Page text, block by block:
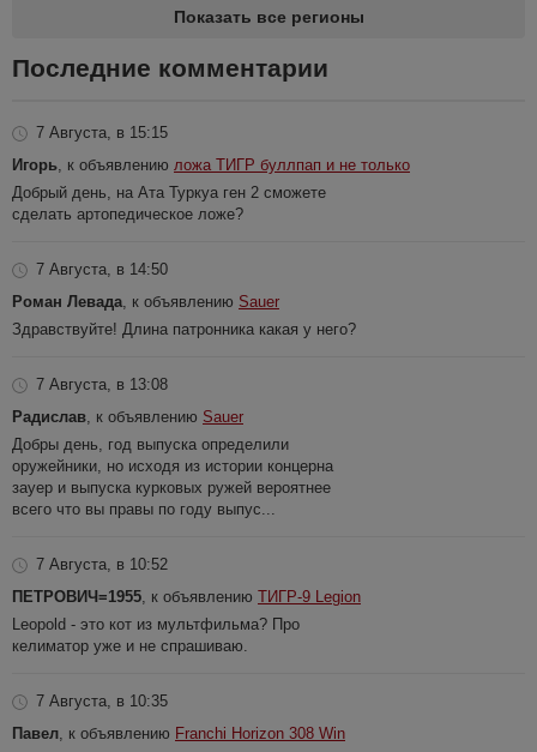
Показать все регионы
Последние комментарии
7 Августа, в 15:15
Игорь , к объявлению ложа ТИГР буллпап и не только
Добрый день, на Ата Туркуа ген 2 сможете
сделать артопедическое ложе?
7 Августа, в 14:50
Роман Левада , к объявлению Sauer
Здравствуйте! Длина патронника какая у него?
7 Августа, в 13:08
Радислав , к объявлению Sauer
Добры день, год выпуска определили
оружейники, но исходя из истории концерна
зауер и выпуска курковых ружей вероятнее
всего что вы правы по году выпус...
7 Августа, в 10:52
ПЕТРОВИЧ=1955 , к объявлению ТИГР-9 Legion
Leopold - это кот из мультфильма? Про
келиматор уже и не спрашиваю.
7 Августа, в 10:35
Павел , к объявлению Franchi Horizon 308 Win